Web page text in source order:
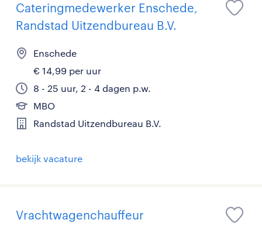
Cateringmedewerker Enschede,
Randstad Uitzendbureau B.V.
Enschede
€ 14,99 per uur
8 - 25 uur, 2 - 4 dagen p.w.
MBO
Randstad Uitzendbureau B.V.
bekijk vacature
Vrachtwagenchauffeur